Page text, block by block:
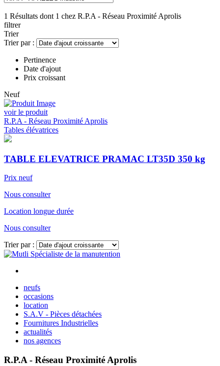
Pour de plus amples informations, n'hésitez pas à nous contacter,
nous serons ravis de pouvoir vous répondre.
1 Résultats dont 1 chez R.P.A - Réseau Proximité Aprolis
filtrer
Trier
Trier par :
Pertinence
Date d'ajout
Prix croissant
Neuf
voir le produit
R.P.A - Réseau Proximité Aprolis
Tables élévatrices
TABLE ELEVATRICE PRAMAC LT35D 350 kg
Prix neuf
Nous consulter
Location longue durée
Nous consulter
Trier par :
neufs
occasions
location
S.A.V - Pièces détachées
Fournitures Industrielles
actualités
nos agences
R.P.A - Réseau Proximité Aprolis